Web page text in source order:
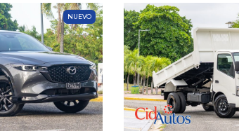
NUEVO